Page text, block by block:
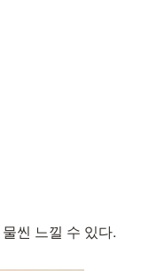
씬 느낄 수 있다.